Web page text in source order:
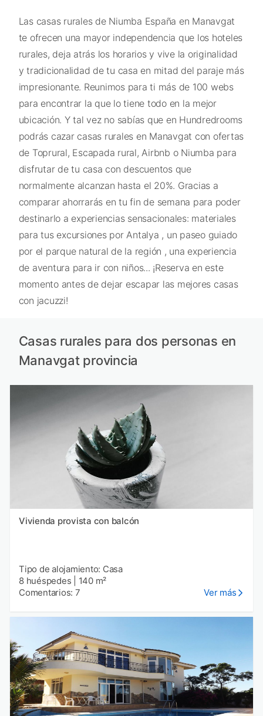
Las casas rurales de Niumba España en Manavgat
te ofrecen una mayor independencia que los hoteles
rurales, deja atrás los horarios y vive la originalidad
y tradicionalidad de tu casa en mitad del paraje más
impresionante. Reunimos para ti más de 100 webs
para encontrar la que lo tiene todo en la mejor
ubicación. Y tal vez no sabías que en Hundredrooms
podrás cazar casas rurales en Manavgat con ofertas
de Toprural, Escapada rural, Airbnb o Niumba para
disfrutar de tu casa con descuentos que
normalmente alcanzan hasta el 20%. Gracias a
comparar ahorrarás en tu fin de semana para poder
destinarlo a experiencias sensacionales: materiales
para tus excursiones por Antalya , un paseo guiado
por el parque natural de la región , una experiencia
de aventura para ir con niños... ¡Reserva en este
momento antes de dejar escapar las mejores casas
con jacuzzi!
Casas rurales para dos personas en
Manavgat provincia
Vivienda provista con balcón
Tipo de alojamiento: Casa
8 huéspedes
140 m²
Comentarios: 7
Ver más